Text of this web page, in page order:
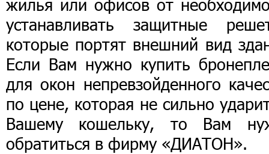
жилья или офисов от
устанавливать защитные
которые портят внешний вид
Если Вам нужно купить
для окон непревзойденного
по цене, которая не сильно
Вашему кошельку, то Вам
обратиться в фирму «ДИАТОН».